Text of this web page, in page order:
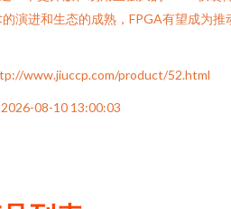
演进和生态的成熟，FPGA有望成为推
www.jiuccp.com/product/52.html
08-10 13:00:03